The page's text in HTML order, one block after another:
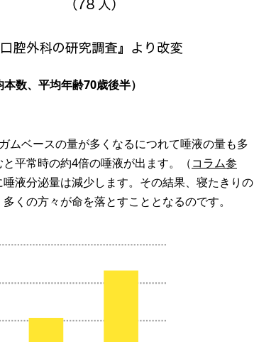
数、平均年齢70歳後半）
ムベースの量が多くなるにつれて唾液の量も多
平常時の約4倍の唾液が出ます。（コラム参
液分泌量は減少します。その結果、寝たきりの
くの方々が命を落とすこととなるのです。